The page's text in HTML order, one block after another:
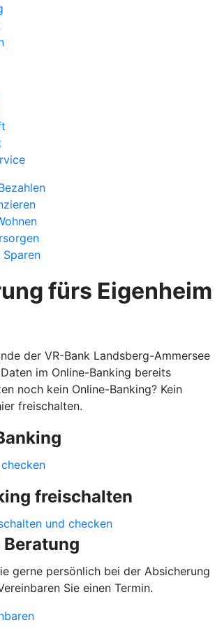
Sparen
fürs Eigenheim
der VR-Bank Landsberg-Ammersee
im Online-Banking bereits
noch kein Online-Banking? Kein
freischalten.
freischalten
und checken
gerne persönlich bei der Absicherung
Sie einen Termin.